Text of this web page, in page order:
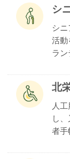
シ
シ
活動
ラン
北
人
し
者手